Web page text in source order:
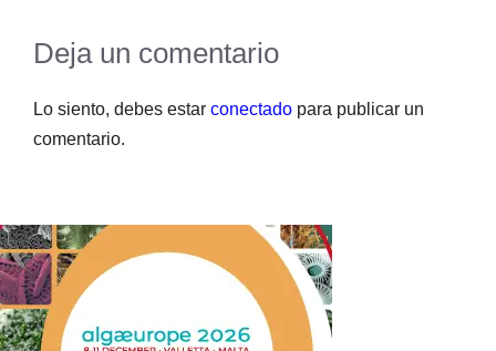
Deja un comentario
Lo siento, debes estar conectado para publicar un
comentario.